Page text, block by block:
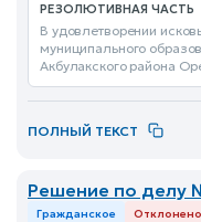
РЕЗОЛЮТИВНАЯ ЧАСТЬ
В удовлетворении
муниципального
Акбулакского района
ПОЛНЫЙ ТЕКСТ
Решение по делу
Гражданское Отклонено